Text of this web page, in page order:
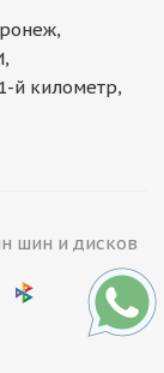
й километр,
шин и дисков